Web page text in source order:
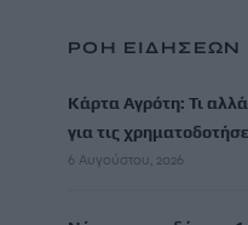
ΡΟΗ ΕΙΔΗΣΕΩΝ
Κάρτα Αγρότη: Τι
για τις
6 Αυγούστου, 2026